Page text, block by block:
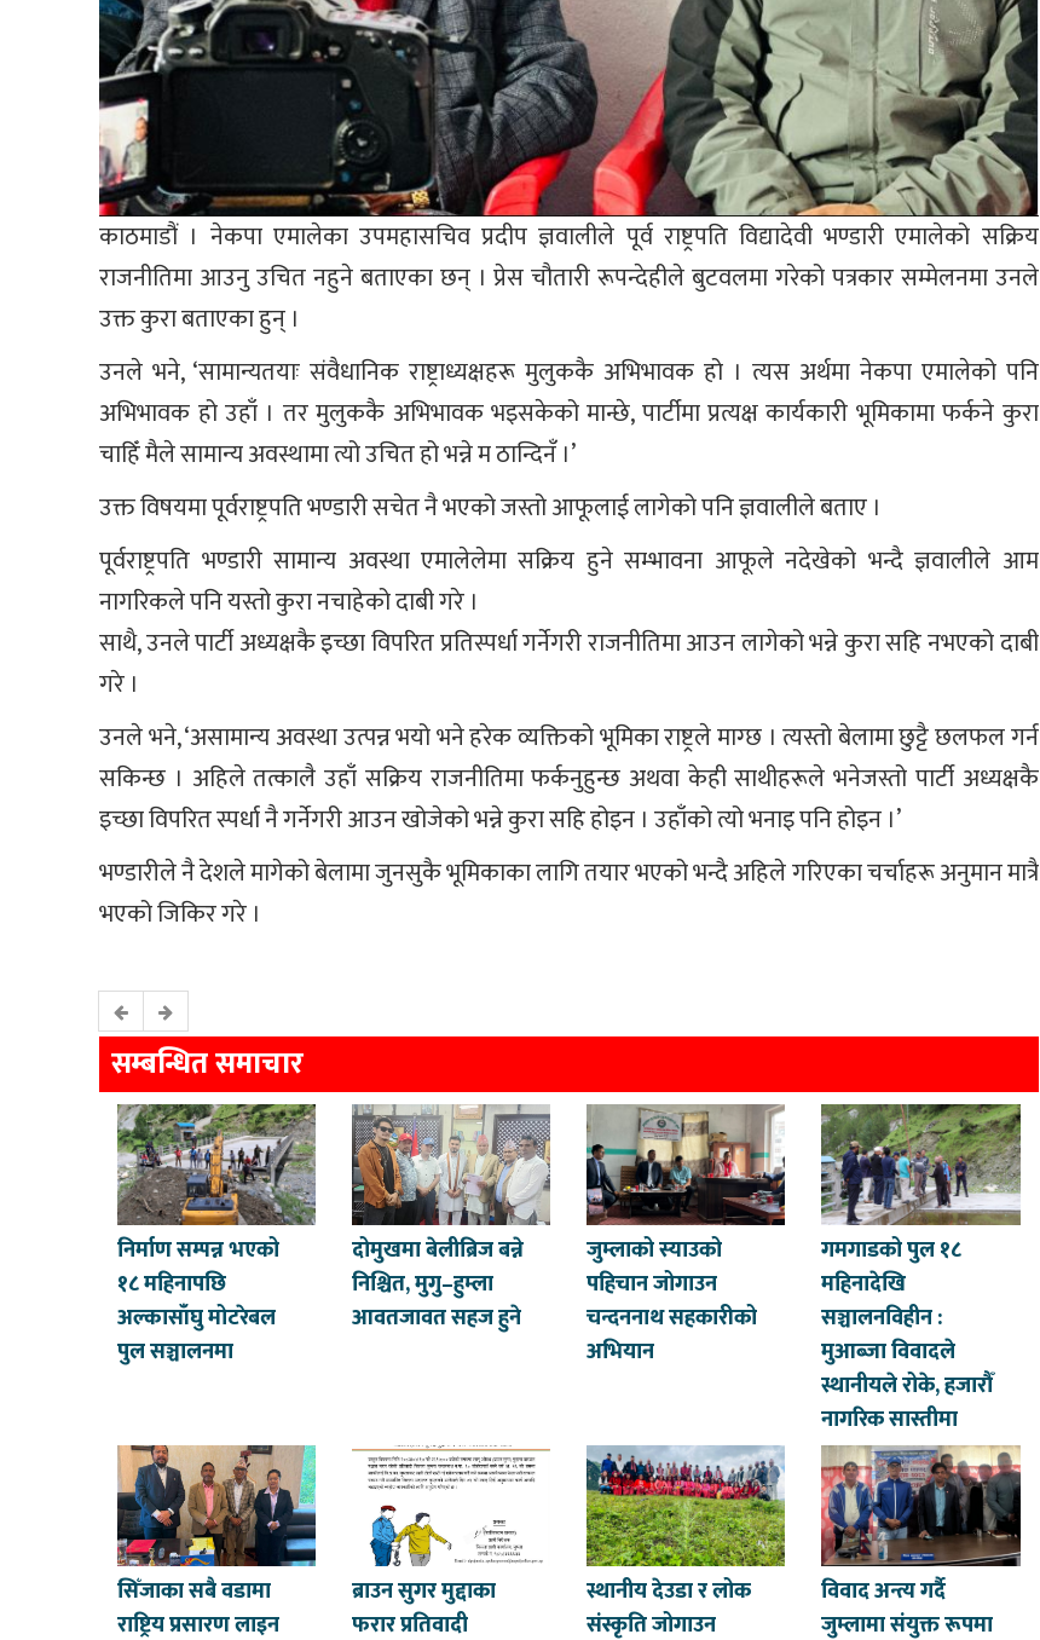
काठमाडौं । नेकपा एमालेका उपमहासचिव प्रदीप ज्ञवालीले पूर्व राष्ट्रपति विद्यादेवी भण्डारी एमालेको सक्रिय
राजनीतिमा आउनु उचित नहुने बताएका छन् । प्रेस चौतारी रूपन्देहीले बुटवलमा गरेको पत्रकार सम्मेलनमा उनले
उक्त कुरा बताएका हुन् ।
उनले भने, ‘सामान्यतयाः संवैधानिक राष्ट्राध्यक्षहरू मुलुककै अभिभावक हो । त्यस अर्थमा नेकपा एमालेको पनि
अभिभावक हो उहाँ । तर मुलुककै अभिभावक भइसकेको मान्छे, पार्टीमा प्रत्यक्ष कार्यकारी भूमिकामा फर्कने कुरा
चाहिँ मैले सामान्य अवस्थामा त्यो उचित हो भन्ने म ठान्दिनँ ।’
उक्त विषयमा पूर्वराष्ट्रपति भण्डारी सचेत नै भएको जस्तो आफूलाई लागेको पनि ज्ञवालीले बताए ।
पूर्वराष्ट्रपति भण्डारी सामान्य अवस्था एमालेलेमा सक्रिय हुने सम्भावना आफूले नदेखेको भन्दै ज्ञवालीले आम
नागरिकले पनि यस्तो कुरा नचाहेको दाबी गरे ।
साथै, उनले पार्टी अध्यक्षकै इच्छा विपरित प्रतिस्पर्धा गर्नेगरी राजनीतिमा आउन लागेको भन्ने कुरा सहि नभएको दाबी
गरे ।
उनले भने, ‘असामान्य अवस्था उत्पन्न भयो भने हरेक व्यक्तिको भूमिका राष्ट्रले माग्छ । त्यस्तो बेलामा छुट्टै छलफल गर्न
सकिन्छ । अहिले तत्कालै उहाँ सक्रिय राजनीतिमा फर्कनुहुन्छ अथवा केही साथीहरूले भनेजस्तो पार्टी अध्यक्षकै
इच्छा विपरित स्पर्धा नै गर्नेगरी आउन खोजेको भन्ने कुरा सहि होइन । उहाँको त्यो भनाइ पनि होइन ।’
भण्डारीले नै देशले मागेको बेलामा जुनसुकै भूमिकाका लागि तयार भएको भन्दै अहिले गरिएका चर्चाहरू अनुमान मात्रै
भएको जिकिर गरे ।
सम्बन्धित समाचार
निर्माण सम्पन्न भएको
१८ महिनापछि
अल्कासाँघु मोटरेबल
पुल सञ्चालनमा
दोमुखमा बेलीब्रिज बन्ने
निश्चित, मुगु–हुम्ला
आवतजावत सहज हुने
जुम्लाको स्याउको
पहिचान जोगाउन
चन्दननाथ सहकारीको
अभियान
गमगाडको पुल १८
महिनादेखि
सञ्चालनविहीन :
मुआब्जा विवादले
स्थानीयले रोके, हजारौँ
नागरिक सास्तीमा
सिँजाका सबै वडामा
राष्ट्रिय प्रसारण लाइन
ब्राउन सुगर मुद्दाका
फरार प्रतिवादी
स्थानीय देउडा र लोक
संस्कृति जोगाउन
विवाद अन्त्य गर्दै
जुम्लामा संयुक्त रूपमा